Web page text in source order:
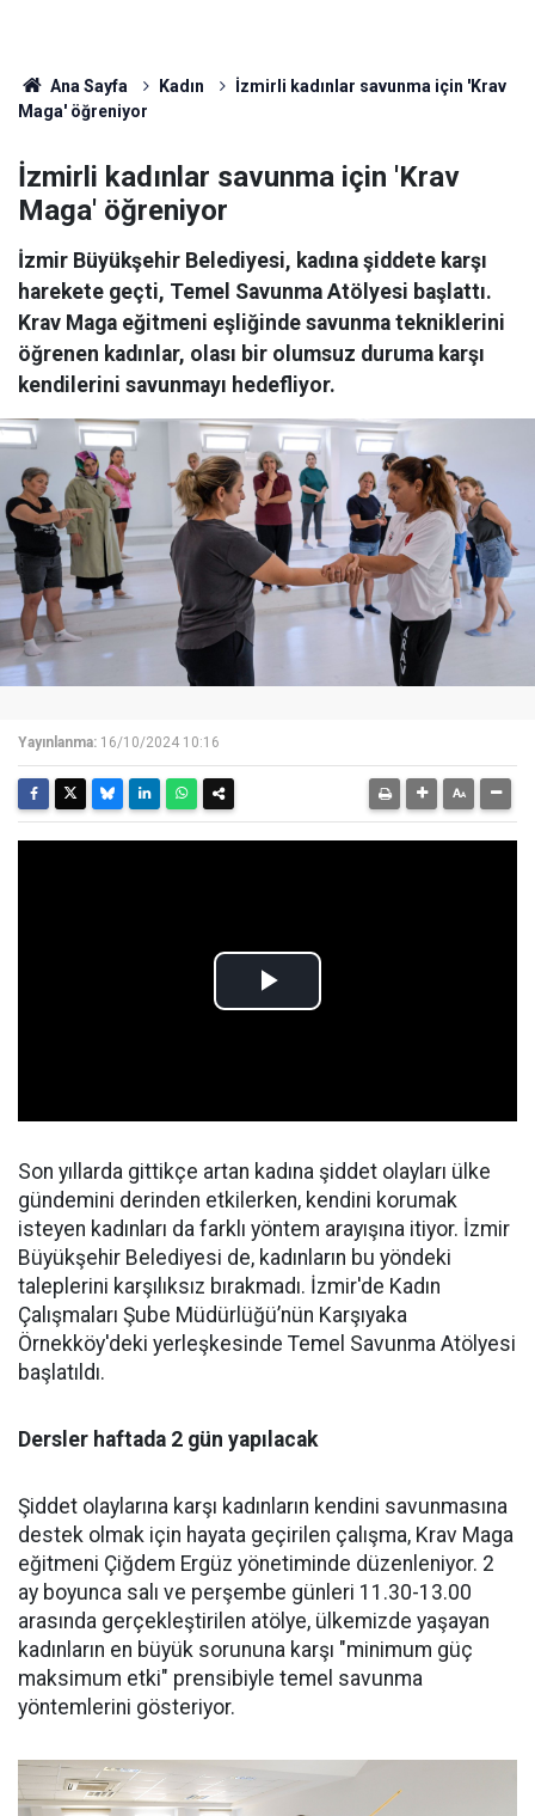
Ana Sayfa Kadın
İzmirli kadınlar savunma için 'Krav
Maga' öğreniyor
İzmirli kadınlar savunma için 'Krav
Maga' öğreniyor
İzmir Büyükşehir Belediyesi, kadına şiddete karşı
harekete geçti, Temel Savunma Atölyesi başlattı.
Krav Maga eğitmeni eşliğinde savunma tekniklerini
öğrenen kadınlar, olası bir olumsuz duruma karşı
kendilerini savunmayı hedefliyor.
Yayınlanma: 16/10/2024 10:16
Son yıllarda gittikçe artan kadına şiddet olayları ülke
gündemini derinden etkilerken, kendini korumak
isteyen kadınları da farklı yöntem arayışına itiyor. İzmir
Büyükşehir Belediyesi de, kadınların bu yöndeki
taleplerini karşılıksız bırakmadı. İzmir'de Kadın
Çalışmaları Şube Müdürlüğü’nün Karşıyaka
Örnekköy'deki yerleşkesinde Temel Savunma Atölyesi
başlatıldı.
Dersler haftada 2 gün yapılacak
Şiddet olaylarına karşı kadınların kendini savunmasına
destek olmak için hayata geçirilen çalışma, Krav Maga
eğitmeni Çiğdem Ergüz yönetiminde düzenleniyor. 2
ay boyunca salı ve perşembe günleri 11.30-13.00
arasında gerçekleştirilen atölye, ülkemizde yaşayan
kadınların en büyük sorununa karşı "minimum güç
maksimum etki" prensibiyle temel savunma
yöntemlerini gösteriyor.